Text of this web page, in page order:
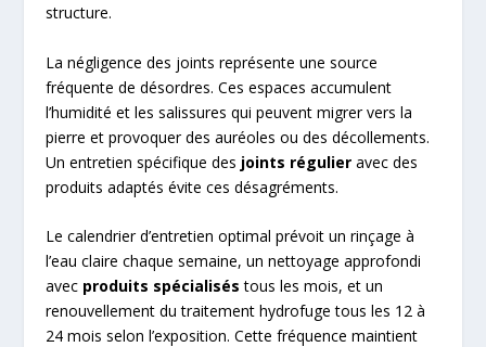
structure.
La négligence des joints représente une source
fréquente de désordres. Ces espaces accumulent
l’humidité et les salissures qui peuvent migrer vers la
pierre et provoquer des auréoles ou des décollements.
Un entretien spécifique des joints régulier avec des
produits adaptés évite ces désagréments.
Le calendrier d’entretien optimal prévoit un rinçage à
l’eau claire chaque semaine, un nettoyage approfondi
avec produits spécialisés tous les mois, et un
renouvellement du traitement hydrofuge tous les 12 à
24 mois selon l’exposition. Cette fréquence maintient